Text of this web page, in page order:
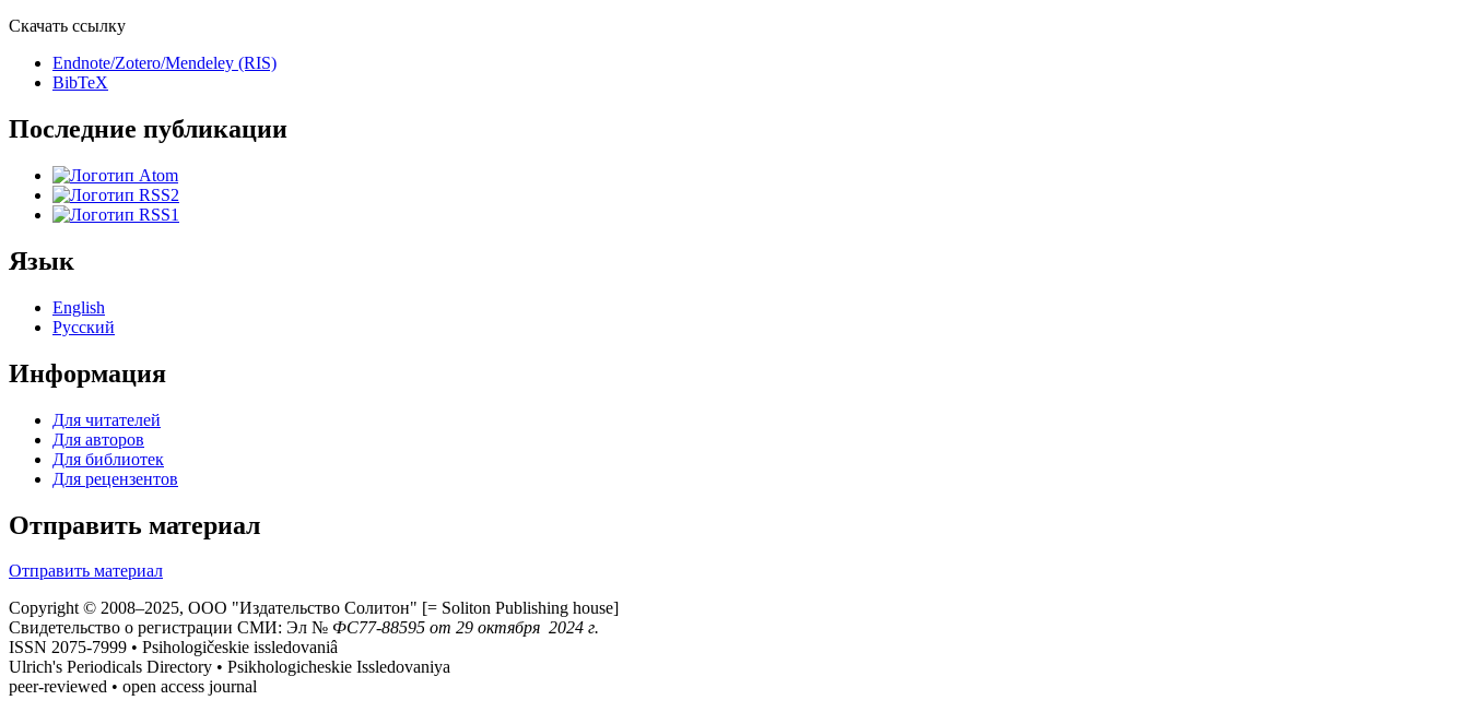
Скачать ссылку
Endnote/Zotero/Mendeley (RIS)
BibTeX
Последние публикации
Язык
English
Русский
Информация
Для читателей
Для авторов
Для библиотек
Для рецензентов
Отправить материал
Отправить материал
Copyright © 2008–2025, ООО "Издательство Солитон" [= Soliton Publishing house]
Свидетельство о регистрации СМИ: Эл № ФС77-88595 от 29 октября 2024 г.
ISSN 2075-7999 • Psihologičeskie issledovaniâ
Ulrich's Periodicals Directory • Psikhologicheskie Issledovaniya
peer-reviewed • open access journal